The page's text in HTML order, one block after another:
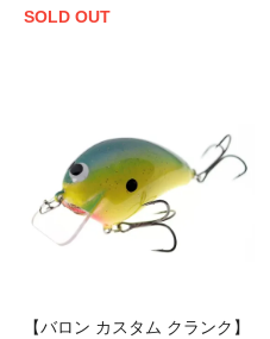
SOLD OUT
【バロン カスタム クランク】